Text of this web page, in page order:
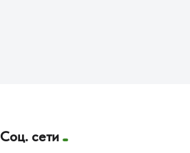
Соц. сети